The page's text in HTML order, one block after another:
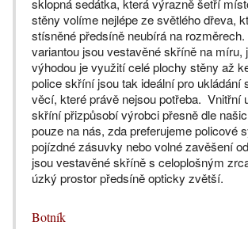
sklopná sedátka, která výrazně šetří
stěny volíme nejlépe ze světlého dřeva,
stísněné předsíně neubírá na
variantou jsou vestavěné skříně na míru,
výhodou je využití celé plochy stěny až
police skříní jsou tak ideální pro ukládání
věcí, které právě nejsou potřeba. Vnitřní
skříní přizpůsobí výrobci přesně dle
pouze na nás, zda preferujeme policové
pojízdné zásuvky nebo volné zavěšení
jsou vestavěné skříně s celoplošným
úzký prostor předsíně opticky zvětší.
Botník